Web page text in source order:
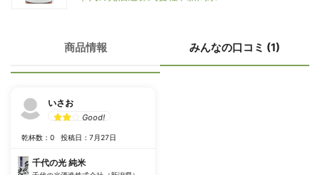
商品情報 みんなの口コミ (1)
いさお
Good!
乾杯数：0 投稿日：7月27日
千代の光 純米